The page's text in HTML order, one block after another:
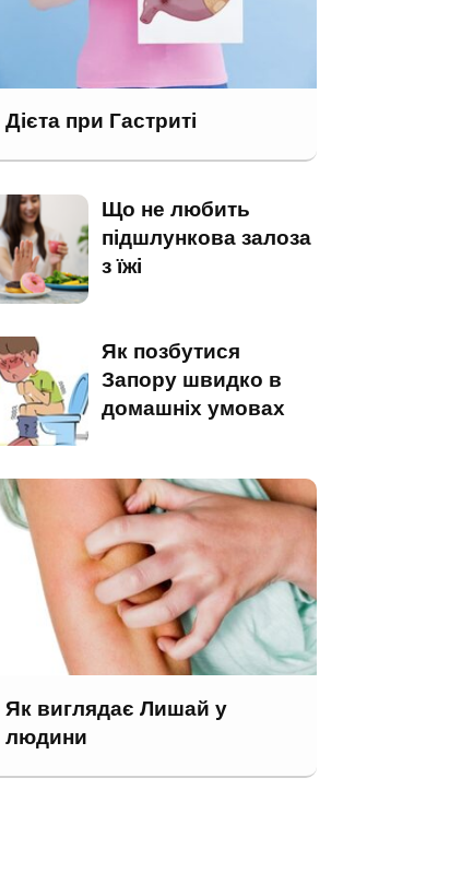
Дієта при Гастриті
Що не любить
підшлункова залоза
з їжі
Як позбутися
Запору швидко в
домашніх умовах
Як виглядає Лишай у
людини